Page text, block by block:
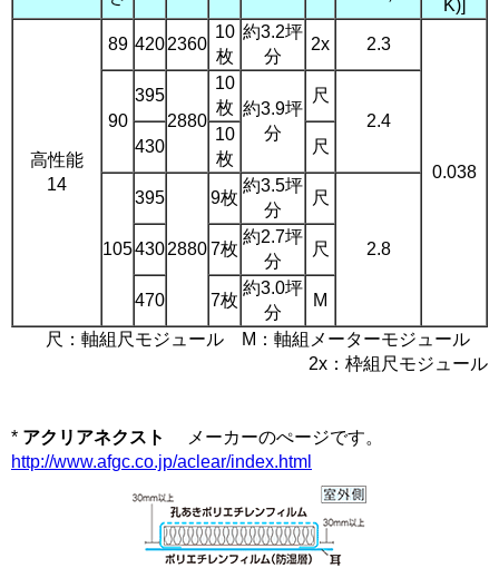
K)]
高性能
14
89 4202360
10
枚
約3.2坪
分
2x 2.3
0.038
90
395
2880
10
枚 約3.9坪
分
尺
2.4
430
10
枚
尺
105
395
2880
9枚
約3.5坪
分
尺
2.8
430 7枚
約2.7坪
分
尺
470 7枚
約3.0坪
分
M
尺：軸組尺モジュール M：軸組メーターモジュール
2x：枠組尺モジュール
* アクリアネクスト
メーカーのぺージです。
http://www.afgc.co.jp/aclear/index.html